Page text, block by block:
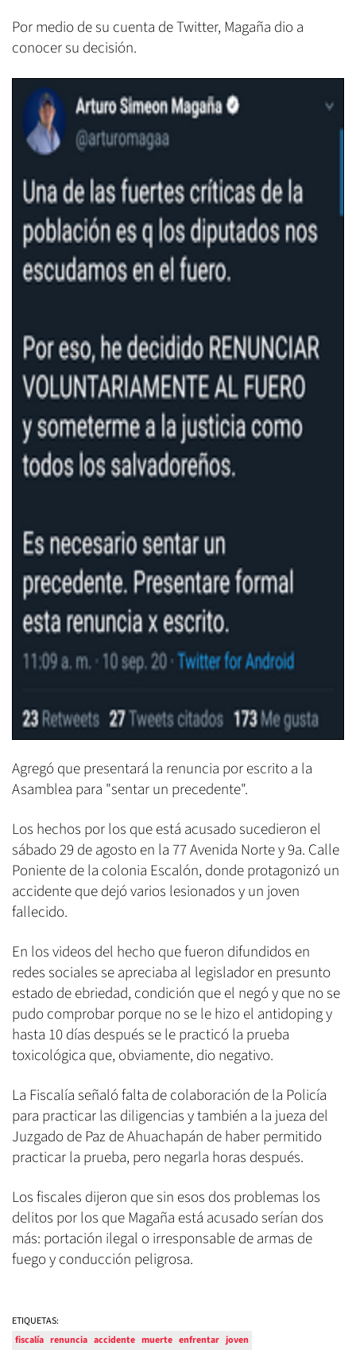
Por medio de su cuenta de Twitter, Magaña dio a
conocer su decisión.
Agregó que presentará la renuncia por escrito a la
Asamblea para "sentar un precedente".
Los hechos por los que está acusado sucedieron el
sábado 29 de agostoen la 77 Avenida Norte y 9a. Calle
Poniente de la colonia Escalón, donde protagonizó un
accidente que dejó varios lesionados y un joven
fallecido.
En los videos del hecho que fueron difundidos en
redes sociales se apreciaba al legislador en presunto
estado de ebriedad, condición que el negó y que no se
pudo comprobar porque no se le hizo el antidoping y
hasta 10 días después se le practicó la prueba
toxicológica que, obviamente, dio negativo.
La Fiscalía señaló falta de colaboración de la Policía
para practicar las diligencias y también a la jueza del
Juzgado de Paz de Ahuachapán de haber permitido
practicar la prueba, pero negarla horas después.
Los fiscales dijeron que sin esos dos problemas los
delitos por los que Magaña está acusado serían dos
más: portación ilegal o irresponsable de armas de
fuego y conducción peligrosa.
ETIQUETAS:
fiscalía renuncia accidente muerte enfrentar joven